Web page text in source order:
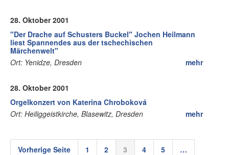
28. Oktober 2001
"Der Drache auf Schusters Buckel" Jochen Heilmann
liest Spannendes aus der tschechischen
Märchenwelt"
mehr
Ort: Yenidze, Dresden
28. Oktober 2001
Orgelkonzert von Katerina Chroboková
mehr
Ort: Heiliggeistkirche, Blasewitz, Dresden
Vorherige Seite 1 2 3 4 5
…